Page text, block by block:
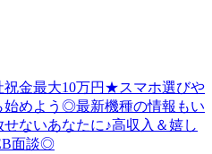
祝金最大10万円★スマホ選びや
始めよう◎最新機種の情報もい
ないあなたに♪高収入＆嬉し
面談◎